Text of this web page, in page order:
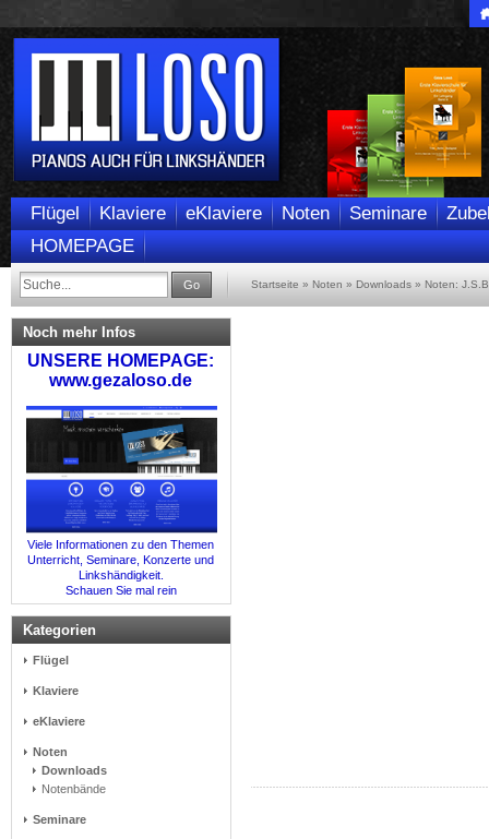
Flügel Klaviere eKlaviere Noten Seminare
HOMEPAGE
Go Startseite » Noten » Downloads » Noten:
Noch mehr Infos
UNSERE HOMEPAGE:
www.gezaloso.de
Viele Informationen zu den Themen
Unterricht, Seminare, Konzerte und
Linkshändigkeit.
Schauen Sie mal rein
Kategorien
Flügel
Klaviere
eKlaviere
Noten
Downloads
Notenbände
Seminare